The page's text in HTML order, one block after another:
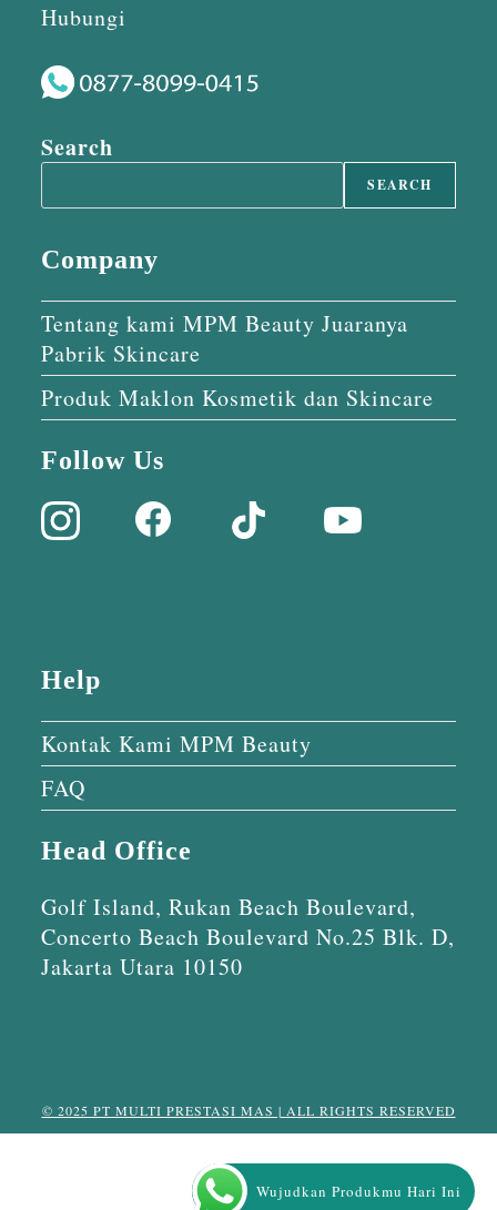
Hubungi
Search
SEARCH
Company
Tentang kami MPM Beauty Juaranya
Pabrik Skincare
Produk Maklon Kosmetik dan Skincare
Follow Us
Help
Kontak Kami MPM Beauty
FAQ
Head Office
Golf Island, Rukan Beach Boulevard,
Concerto Beach Boulevard No.25 Blk. D,
Jakarta Utara 10150
© 2025 PT MULTI PRESTASI MAS | ALL RIGHTS RESERVED
Wujudkan Produkmu Hari Ini